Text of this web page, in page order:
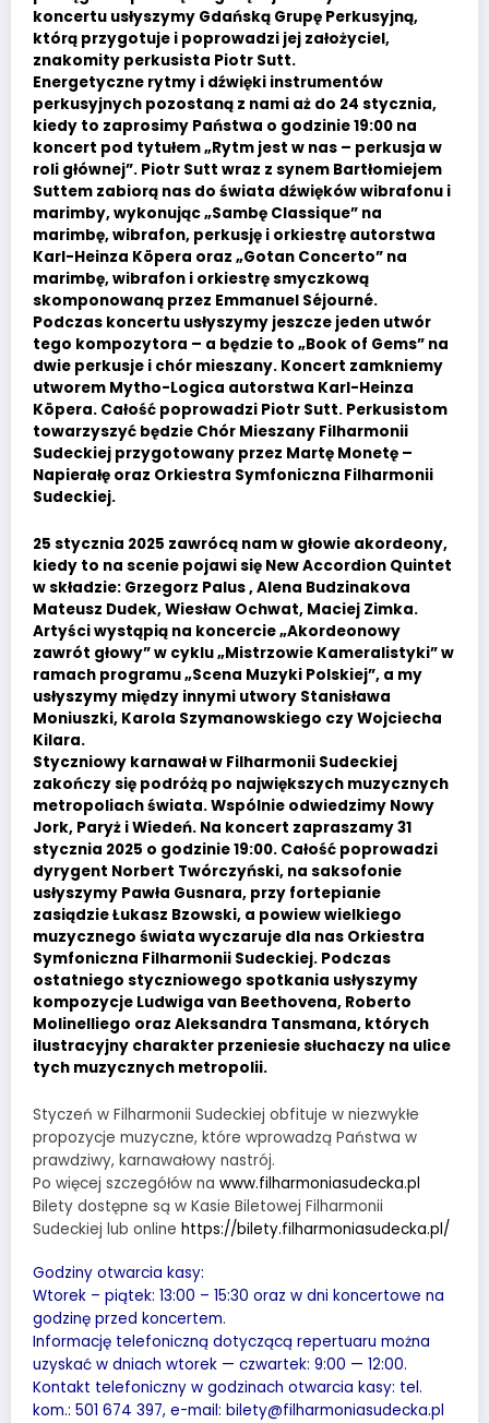
koncertu usłyszymy Gdańską Grupę Perkusyjną,
którą przygotuje i poprowadzi jej założyciel,
znakomity perkusista Piotr Sutt.
Energetyczne rytmy i dźwięki instrumentów
perkusyjnych pozostaną z nami aż do 24 stycznia,
kiedy to zaprosimy Państwa o godzinie 19:00 na
koncert pod tytułem „Rytm jest w nas – perkusja w
roli głównej”. Piotr Sutt wraz z synem Bartłomiejem
Suttem zabiorą nas do świata dźwięków wibrafonu i
marimby, wykonując „Sambę Classique” na
marimbę, wibrafon, perkusję i orkiestrę autorstwa
Karl-Heinza Köpera oraz „Gotan Concerto” na
marimbę, wibrafon i orkiestrę smyczkową
skomponowaną przez Emmanuel Séjourné.
Podczas koncertu usłyszymy jeszcze jeden utwór
tego kompozytora – a będzie to „Book of Gems” na
dwie perkusje i chór mieszany. Koncert zamkniemy
utworem Mytho-Logica autorstwa Karl-Heinza
Köpera. Całość poprowadzi Piotr Sutt. Perkusistom
towarzyszyć będzie Chór Mieszany Filharmonii
Sudeckiej przygotowany przez Martę Monetę –
Napierałę oraz Orkiestra Symfoniczna Filharmonii
Sudeckiej.
25 stycznia 2025 zawrócą nam w głowie akordeony,
kiedy to na scenie pojawi się New Accordion Quintet
w składzie: Grzegorz Palus , Alena Budzinakova
Mateusz Dudek, Wiesław Ochwat, Maciej Zimka.
Artyści wystąpią na koncercie „Akordeonowy
zawrót głowy” w cyklu „Mistrzowie Kameralistyki” w
ramach programu „Scena Muzyki Polskiej”, a my
usłyszymy między innymi utwory Stanisława
Moniuszki, Karola Szymanowskiego czy Wojciecha
Kilara.
Styczniowy karnawał w Filharmonii Sudeckiej
zakończy się podróżą po największych muzycznych
metropoliach świata. Wspólnie odwiedzimy Nowy
Jork, Paryż i Wiedeń. Na koncert zapraszamy 31
stycznia 2025 o godzinie 19:00. Całość poprowadzi
dyrygent Norbert Twórczyński, na saksofonie
usłyszymy Pawła Gusnara, przy fortepianie
zasiądzie Łukasz Bzowski, a powiew wielkiego
muzycznego świata wyczaruje dla nas Orkiestra
Symfoniczna Filharmonii Sudeckiej. Podczas
ostatniego styczniowego spotkania usłyszymy
kompozycje Ludwiga van Beethovena, Roberto
Molinelliego oraz Aleksandra Tansmana, których
ilustracyjny charakter przeniesie słuchaczy na ulice
tych muzycznych metropolii.
Styczeń w Filharmonii Sudeckiej obfituje w niezwykłe
propozycje muzyczne, które wprowadzą Państwa w
prawdziwy, karnawałowy nastrój.
Po więcej szczegółów na www.filharmoniasudecka.pl
Bilety dostępne są w Kasie Biletowej Filharmonii
Sudeckiej lub online https://bilety.filharmoniasudecka.pl/
Godziny otwarcia kasy:
Wtorek – piątek: 13:00 – 15:30 oraz w dni koncertowe na
godzinę przed koncertem.
Informację telefoniczną dotyczącą repertuaru można
uzyskać w dniach wtorek — czwartek: 9:00 — 12:00.
Kontakt telefoniczny w godzinach otwarcia kasy: tel.
kom.: 501 674 397, e-mail: bilety@filharmoniasudecka.pl